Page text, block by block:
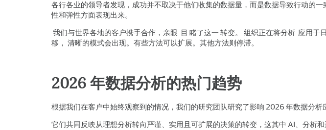
各行各业的领导者发现，成功并不取决于他们收集的数据量，而是数据导致行动的
性和弹性方面表现出来。
我们与世界各地的客户携手合作，亲眼 目 睹了这一 转变。 组织正在将分析 应用
移， 清晰的模式会出现。有些方法可以扩展。其他方法则停滞。
2026 年数据分析的热门趋势
根据我们在客户中始终观察到的情况，我们的研究团队研究了影响 2026 年数据分析
它们共同反映从理想分析转向严谨、实用且可扩展的决策的转变，这其中 AI、分析